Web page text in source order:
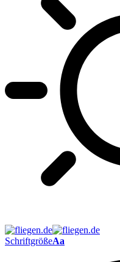
SchriftgrößeAa